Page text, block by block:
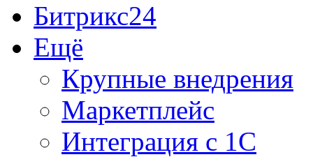
Битрикс24
Ещё
Крупные внедрения
Маркетплейс
Интеграция с 1С